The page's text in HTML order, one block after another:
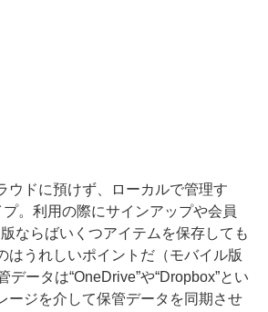
ドに預けず、ローカルで管理す
プ。利用の際にサインアップや会員
ならばいくつアイテムを保存しても
はうれしいポイントだ（モバイル版
データは“OneDrive”や“Dropbox”とい
ージを介して保管データを同期させ